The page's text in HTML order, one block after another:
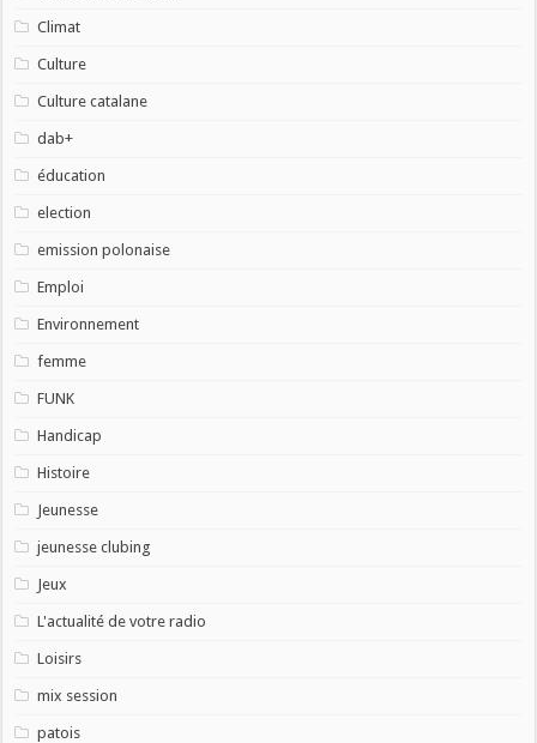
Climat
Culture
Culture catalane
dab+
éducation
election
emission polonaise
Emploi
Environnement
femme
FUNK
Handicap
Histoire
Jeunesse
jeunesse clubing
Jeux
L'actualité de votre radio
Loisirs
mix session
patois